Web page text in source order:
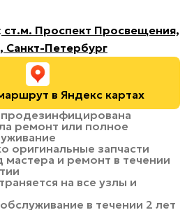
ст.м. Проспект Просвещения,
Санкт-Петербург
в Яндекс картах
ремонт или полное
оригинальные запчасти
мастера и ремонт в течении
на все узлы и
в течении 2 лет